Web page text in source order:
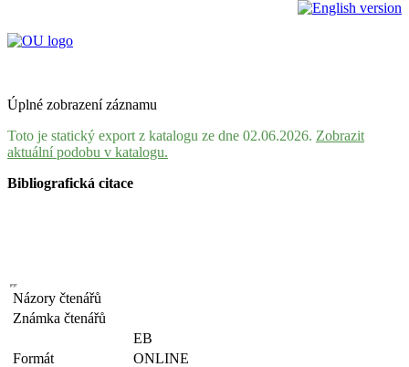
Úplné zobrazení záznamu
Toto je statický export z katalogu ze dne 02.06.2026. Zobrazit
aktuální podobu v katalogu.
Bibliografická citace
Názory čtenářů
Známka čtenářů
EB
Formát
ONLINE